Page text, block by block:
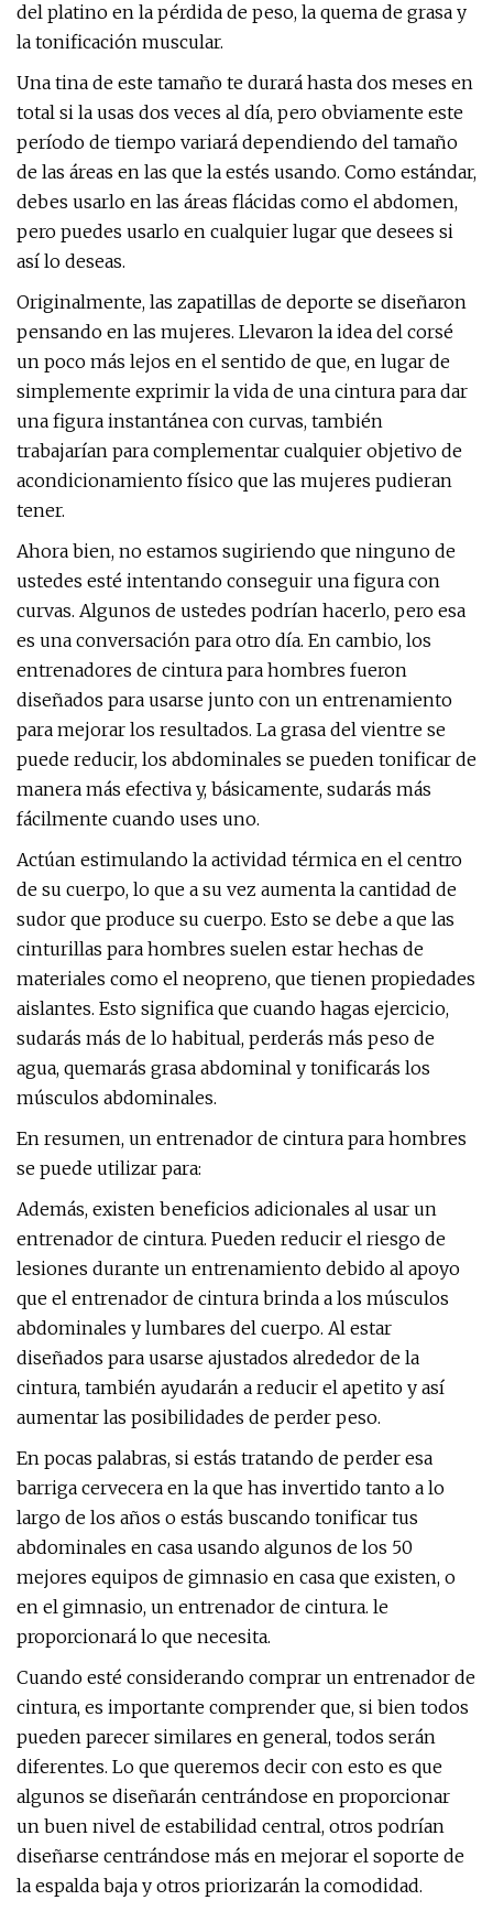
del platino en la pérdida de peso, la quema de grasa y
la tonificación muscular.
Una tina de este tamaño te durará hasta dos meses en
total si la usas dos veces al día, pero obviamente este
período de tiempo variará dependiendo del tamaño
de las áreas en las que la estés usando. Como estándar,
debes usarlo en las áreas flácidas como el abdomen,
pero puedes usarlo en cualquier lugar que desees si
así lo deseas.
Originalmente, las zapatillas de deporte se diseñaron
pensando en las mujeres. Llevaron la idea del corsé
un poco más lejos en el sentido de que, en lugar de
simplemente exprimir la vida de una cintura para dar
una figura instantánea con curvas, también
trabajarían para complementar cualquier objetivo de
acondicionamiento físico que las mujeres pudieran
tener.
Ahora bien, no estamos sugiriendo que ninguno de
ustedes esté intentando conseguir una figura con
curvas. Algunos de ustedes podrían hacerlo, pero esa
es una conversación para otro día. En cambio, los
entrenadores de cintura para hombres fueron
diseñados para usarse junto con un entrenamiento
para mejorar los resultados. La grasa del vientre se
puede reducir, los abdominales se pueden tonificar de
manera más efectiva y, básicamente, sudarás más
fácilmente cuando uses uno.
Actúan estimulando la actividad térmica en el centro
de su cuerpo, lo que a su vez aumenta la cantidad de
sudor que produce su cuerpo. Esto se debe a que las
cinturillas para hombres suelen estar hechas de
materiales como el neopreno, que tienen propiedades
aislantes. Esto significa que cuando hagas ejercicio,
sudarás más de lo habitual, perderás más peso de
agua, quemarás grasa abdominal y tonificarás los
músculos abdominales.
En resumen, un entrenador de cintura para hombres
se puede utilizar para:
Además, existen beneficios adicionales al usar un
entrenador de cintura. Pueden reducir el riesgo de
lesiones durante un entrenamiento debido al apoyo
que el entrenador de cintura brinda a los músculos
abdominales y lumbares del cuerpo. Al estar
diseñados para usarse ajustados alrededor de la
cintura, también ayudarán a reducir el apetito y así
aumentar las posibilidades de perder peso.
En pocas palabras, si estás tratando de perder esa
barriga cervecera en la que has invertido tanto a lo
largo de los años o estás buscando tonificar tus
abdominales en casa usando algunos de los 50
mejores equipos de gimnasio en casa que existen, o
en el gimnasio, un entrenador de cintura. le
proporcionará lo que necesita.
Cuando esté considerando comprar un entrenador de
cintura, es importante comprender que, si bien todos
pueden parecer similares en general, todos serán
diferentes. Lo que queremos decir con esto es que
algunos se diseñarán centrándose en proporcionar
un buen nivel de estabilidad central, otros podrían
diseñarse centrándose más en mejorar el soporte de
la espalda baja y otros priorizarán la comodidad.